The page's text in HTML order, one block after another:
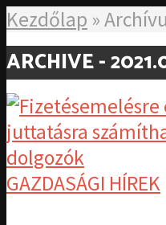
Kezdőlap »
ARCHIVE -
GAZDASÁGI HÍREK